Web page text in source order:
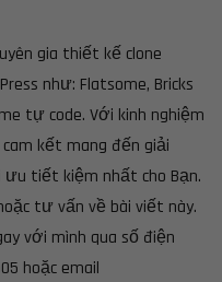
gia thiết kế clone
như: Flatsome, Bricks
tự code. Với kinh nghiệm
kết mang đến giải
tiết kiệm nhất cho Bạn.
tư vấn về bài viết này.
với mình qua số điện
hoặc email